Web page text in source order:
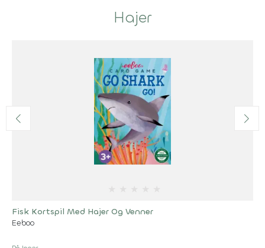
Hajer
Fisk Kortspil Med Hajer Og Venner
Eeboo